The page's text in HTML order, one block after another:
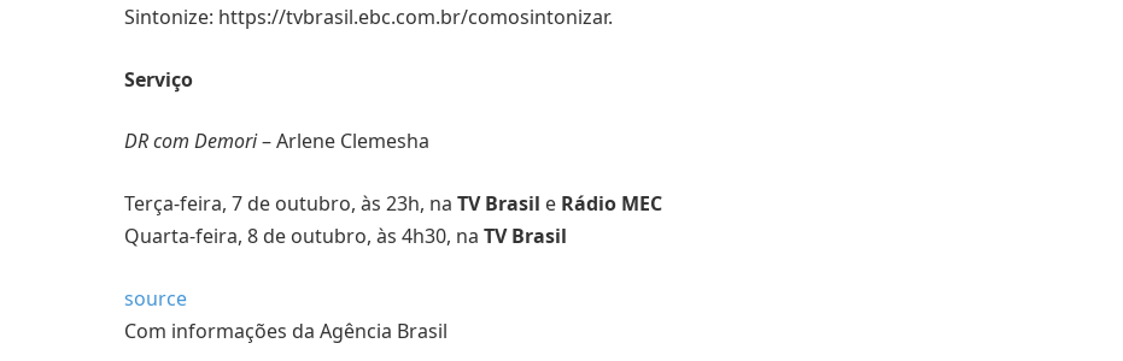
Sintonize: https://tvbrasil.ebc.com.br/comosintonizar.
Serviço
DR com Demori– Arlene Clemesha
Terça-feira, 7 de outubro, às 23h, na TV Brasil e Rádio MEC
Quarta-feira, 8 de outubro, às 4h30, na TV Brasil
source
Com informações da Agência Brasil